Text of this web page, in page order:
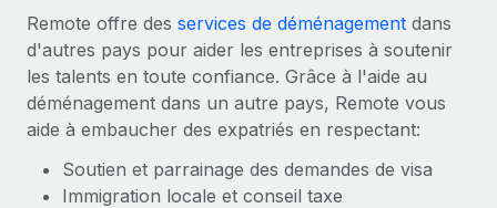
Comment Phiture gère ses 55 employés
répartis dans 19 pays grâce à Remote
Phiture, un leader notable du conseil en matière de
croissance mobile internationale, encourage les...
En savoir plus
Remote offre des services de déménagement dans
d'autres pays pour aider les entreprises à soutenir
les talents en toute confiance. Grâce à l'aide au
déménagement dans un autre pays, Remote vous
aide à embaucher des expatriés en respectant:
Soutien et parrainage des demandes de visa
Immigration locale et conseil taxe